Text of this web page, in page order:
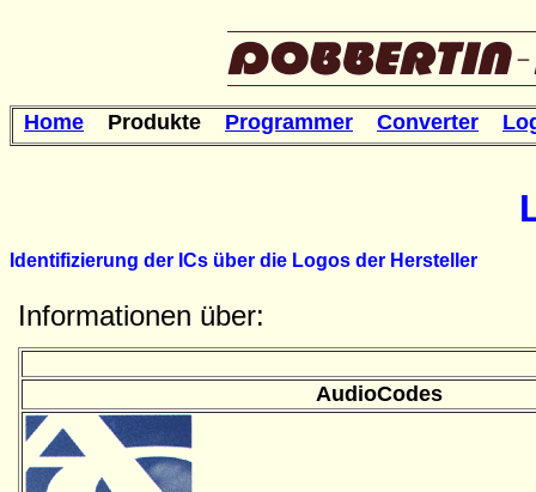
Home Produkte Programmer Converter
Identifizierung der ICs über die Logos der Hersteller
Informationen über:
AudioCodes